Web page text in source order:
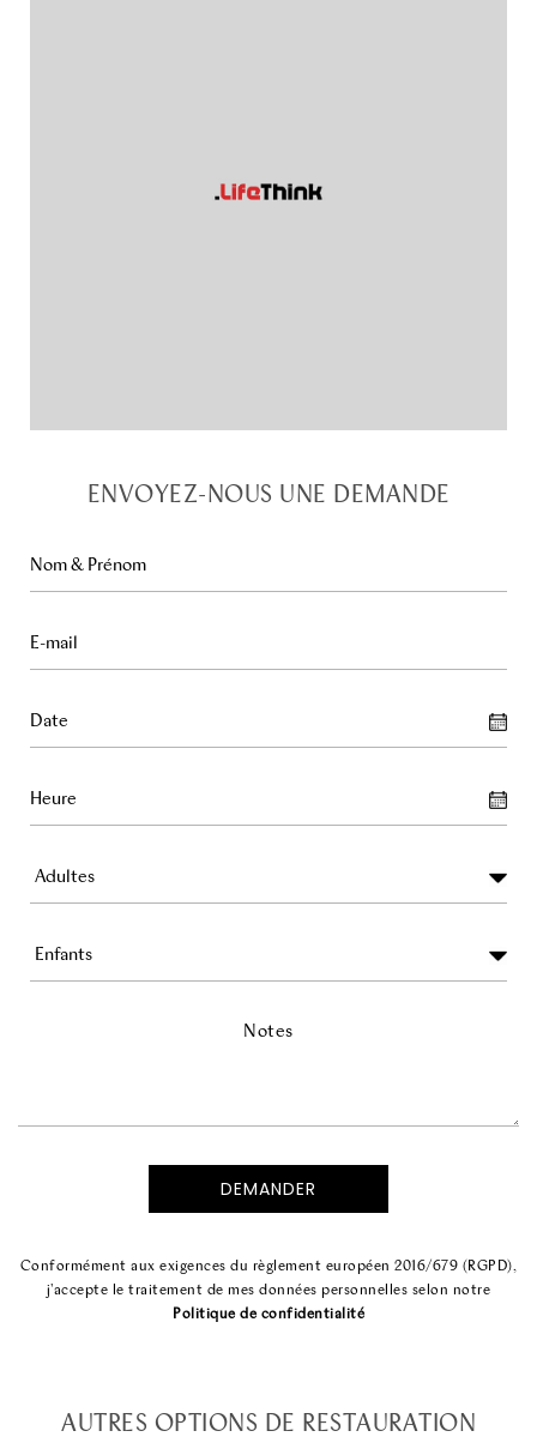
ENVOYEZ-NOUS UNE DEMANDE
Notes
Conformément aux exigences du règlement européen 2016/679 (RGPD),
j'accepte le traitement de mes données personnelles selon notre
Politique de confidentialité
AUTRES OPTIONS DE RESTAURATION